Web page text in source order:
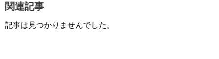
関連記事
記事は見つかりませんでした。